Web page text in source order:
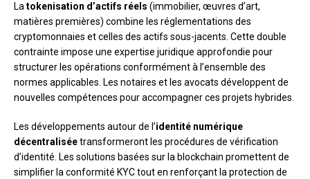
Latokenisation d’actifs réels (immobilier, œuvres d’art,
matières premières) combine les réglementations des
cryptomonnaies et celles des actifs sous-jacents. Cette double
contrainte impose une expertise juridique approfondie pour
structurer les opérations conformément à l’ensemble des
normes applicables. Les notaires et les avocats développent de
nouvelles compétences pour accompagner ces projets hybrides.
Les développements autour de l’identité numérique
décentraliséetransformeront les procédures de vérification
d’identité. Les solutions basées sur la blockchain promettent de
simplifier la conformité KYC tout en renforçant la protection de